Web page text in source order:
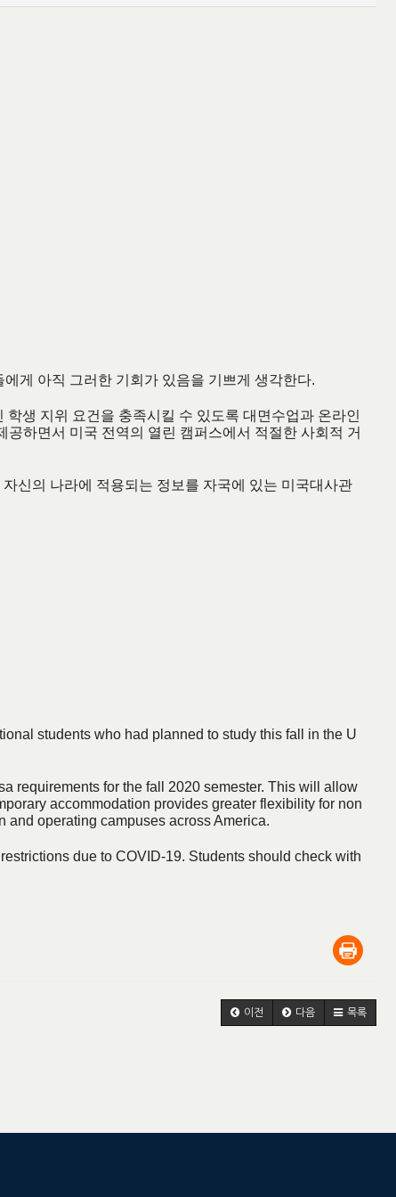
게 아직 그러한 기회가 있음을 기쁘게 생각한다.
생 지위 요건을 충족시킬 수 있도록 대면수업과 온라인
하면서 미국 전역의 열린 캠퍼스에서 적절한 사회적 거
신의 나라에 적용되는 정보를 자국에 있는 미국대사관
students who had planned to study this fall in the U
requirements for the fall 2020 semester. This will allow
accommodation provides greater flexibility for non
operating campuses across America.
due to COVID-19. Students should check with
이전 다음 목록